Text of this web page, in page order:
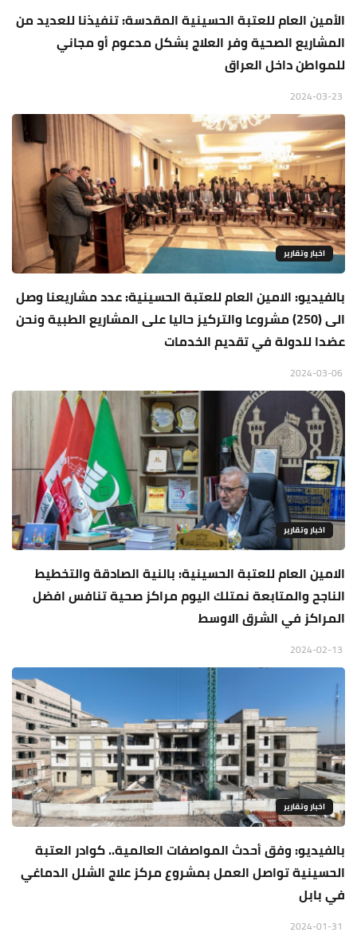
الأمين العام للعتبة الحسينية المقدسة: تنفيذنا للعديد من
المشاريع الصحية وفر العلاج بشكل مدعوم أو مجاني
للمواطن داخل العراق
اخبار وتقارير
بالفيديو: الامين العام للعتبة الحسينية: عدد مشاريعنا وصل
الى (250) مشروعا والتركيز حاليا على المشاريع الطبية ونحن
عضدا للدولة في تقديم الخدمات
اخبار وتقارير
الامين العام للعتبة الحسينية: بالنية الصادقة والتخطيط
الناجح والمتابعة نمتلك اليوم مراكز صحية تنافس افضل
المراكز في الشرق الاوسط
اخبار وتقارير
بالفيديو: وفق أحدث المواصفات العالمية.. كوادر العتبة
الحسينية تواصل العمل بمشروع مركز علاج الشلل الدماغي
في بابل